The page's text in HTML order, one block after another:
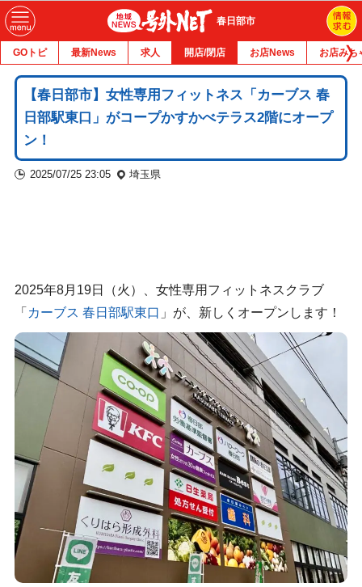
春日部市
GOトピ 最新News 求人 開店/閉店 お店News お店みち
【春日部市】女性専用フィットネス「カーブス 春
日部駅東口」がコープかすかべテラス2階にオープ
ン！
2025/07/25 23:05 埼玉県
2025年8月19日（火）、女性専用フィットネスクラブ
「 カーブス 春日部駅東口 」が、新しくオープンします！